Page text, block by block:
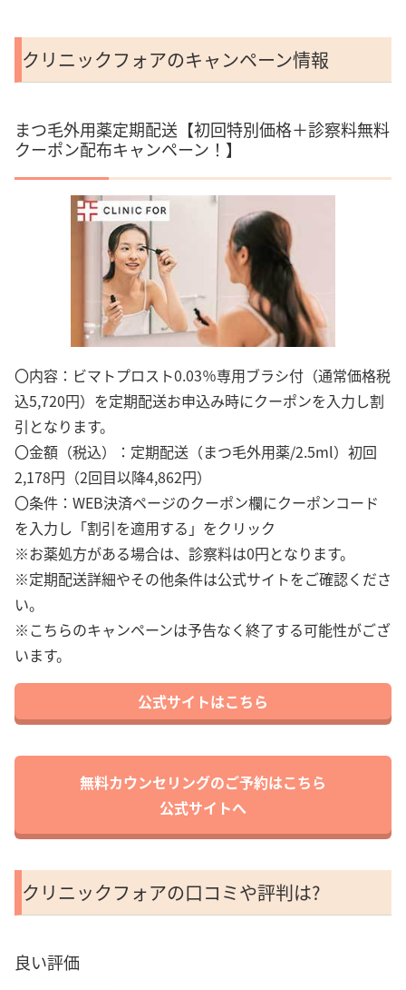
クリニックフォアのキャンペーン情報
まつ毛外用薬定期配送【初回特別価格＋診察料無料
クーポン配布キャンペーン！】
〇内容：ビマトプロスト0.03％専用ブラシ付（通常価格税
込5,720円）を定期配送お申込み時にクーポンを入力し割
引となります。
〇金額（税込）：定期配送（まつ毛外用薬/2.5ml）初回
2,178円（2回目以降4,862円）
〇条件：WEB決済ページのクーポン欄にクーポンコード
を入力し「割引を適用する」をクリック
※お薬処方がある場合は、診察料は0円となります。
※定期配送詳細やその他条件は公式サイトをご確認くださ
い。
※こちらのキャンペーンは予告なく終了する可能性がござ
います。
公式サイトはこちら
無料カウンセリングのご予約はこちら
公式サイトへ
クリニックフォアの口コミや評判は?
良い評価